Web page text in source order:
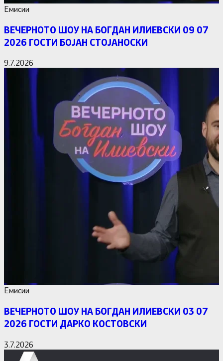
Емисии
ВЕЧЕРНОТО ШОУ НА БОГДАН ИЛИЕВСКИ 09 07
2026 ГОСТИ БОЈАН СТОЈАНОСКИ
9.7.2026
Емисии
ВЕЧЕРНОТО ШОУ НА БОГДАН ИЛИЕВСКИ 03 07
2026 ГОСТИ ДАРКО КОСТОВСКИ
3.7.2026